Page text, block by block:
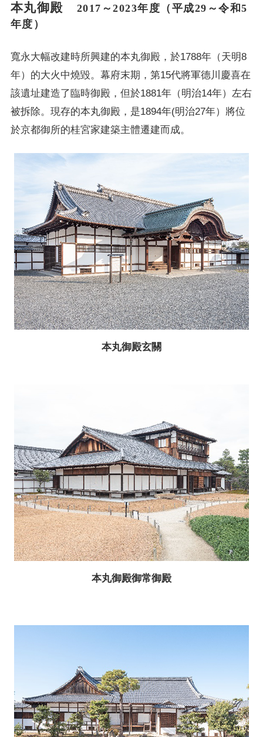
本丸御殿
2017～2023年度（平成29～令和5
年度）
寬永大幅改建時所興建的本丸御殿，於1788年（天明8
年）的大火中燒毀。幕府末期，第15代將軍德川慶喜在
該遺址建造了臨時御殿，但於1881年（明治14年）左右
被拆除。現存的本丸御殿，是1894年(明治27年）將位
於京都御所的桂宮家建築主體遷建而成。
本丸御殿玄關
本丸御殿御常御殿